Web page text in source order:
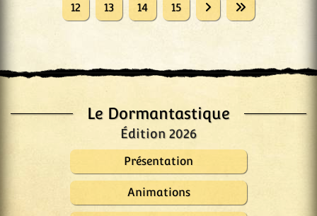
Le Dormantastique
Édition 2026
Présentation
Animations
12 13 14 15